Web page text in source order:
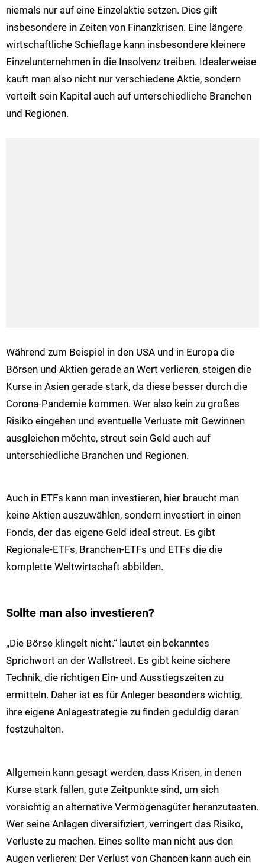
niemals nur auf eine Einzelaktie setzen. Dies gilt
insbesondere in Zeiten von Finanzkrisen. Eine längere
wirtschaftliche Schieflage kann insbesondere kleinere
Einzelunternehmen in die Insolvenz treiben. Idealerweise
kauft man also nicht nur verschiedene Aktie, sondern
verteilt sein Kapital auch auf unterschiedliche Branchen
und Regionen.
Während zum Beispiel in den USA und in Europa die
Börsen und Aktien gerade an Wert verlieren, steigen die
Kurse in Asien gerade stark, da diese besser durch die
Corona-Pandemie kommen. Wer also kein zu großes
Risiko eingehen und eventuelle Verluste mit Gewinnen
ausgleichen möchte, streut sein Geld auch auf
unterschiedliche Branchen und Regionen.
Auch in ETFs kann man investieren, hier braucht man
keine Aktien auszuwählen, sondern investiert in einen
Fonds, der das eigene Geld ideal streut. Es gibt
Regionale-ETFs, Branchen-ETFs und ETFs die die
komplette Weltwirtschaft abbilden.
Sollte man also investieren?
„Die Börse klingelt nicht.“ lautet ein bekanntes
Sprichwort an der Wallstreet. Es gibt keine sichere
Technik, die richtigen Ein- und Ausstiegszeiten zu
ermitteln. Daher ist es für Anleger besonders wichtig,
ihre eigene Anlagestrategie zu finden geduldig daran
festzuhalten.
Allgemein kann gesagt werden, dass Krisen, in denen
Kurse stark fallen, gute Zeitpunkte sind, um sich
vorsichtig an alternative Vermögensgüter heranzutasten.
Wer seine Anlagen diversifiziert, verringert das Risiko,
Verluste zu machen. Eines sollte man nicht aus den
Augen verlieren: Der Verlust von Chancen kann auch ein